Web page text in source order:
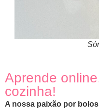
Aprende
cozinha!
A nossa paixão por